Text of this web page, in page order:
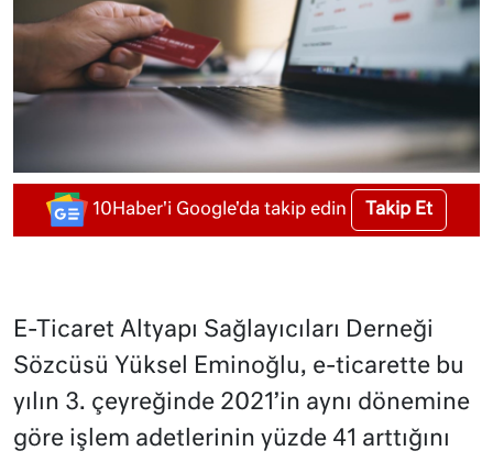
10Haber'i Google'da takip edin Takip Et
E-Ticaret Altyapı Sağlayıcıları Derneği
Sözcüsü Yüksel Eminoğlu, e-ticarette bu
yılın 3. çeyreğinde 2021’in aynı dönemine
göre işlem adetlerinin yüzde 41 arttığını